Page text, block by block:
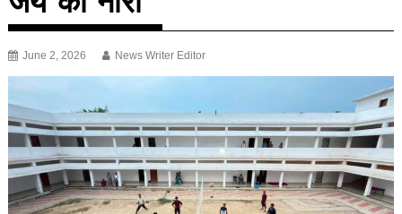
June 2, 2026 News Writer Editor